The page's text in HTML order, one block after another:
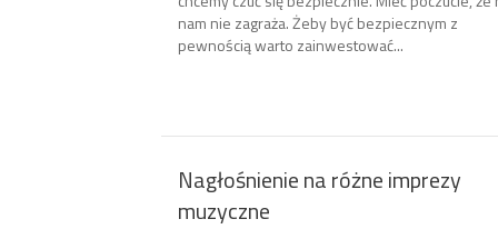
nam nie zagraża. Żeby być bezpiecznym z
pewnością warto zainwestować...
Nagłośnienie na różne imprezy
muzyczne